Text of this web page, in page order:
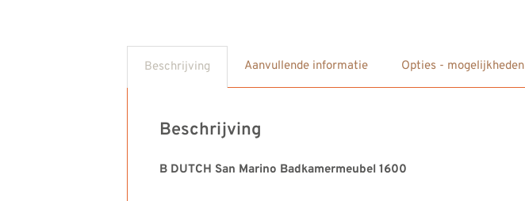
Beschrijving Aanvullende informatie Opties - mogelijkheden
Beschrijving
B DUTCH San Marino Badkamermeubel 1600